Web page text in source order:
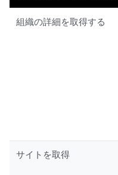
組織の詳細を取得する
サイトを取得